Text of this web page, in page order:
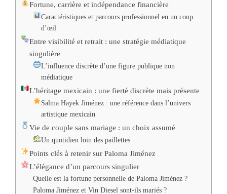
Fortune, carrière et indépendance financière
Caractéristiques et parcours professionnel en un coup
d’œil
Entre visibilité et retrait : une stratégie médiatique
singulière
L’influence discrète d’une figure publique non
médiatique
L’héritage mexicain : une fierté discrète mais présente
Salma Hayek Jiménez : une référence dans l’univers
artistique mexicain
Vie de couple sans mariage : un choix assumé
Un quotidien loin des paillettes
Points clés à retenir sur Paloma Jiménez
L’élégance d’un parcours singulier
Quelle est la fortune personnelle de Paloma Jiménez ?
Paloma Jiménez et Vin Diesel sont-ils mariés ?